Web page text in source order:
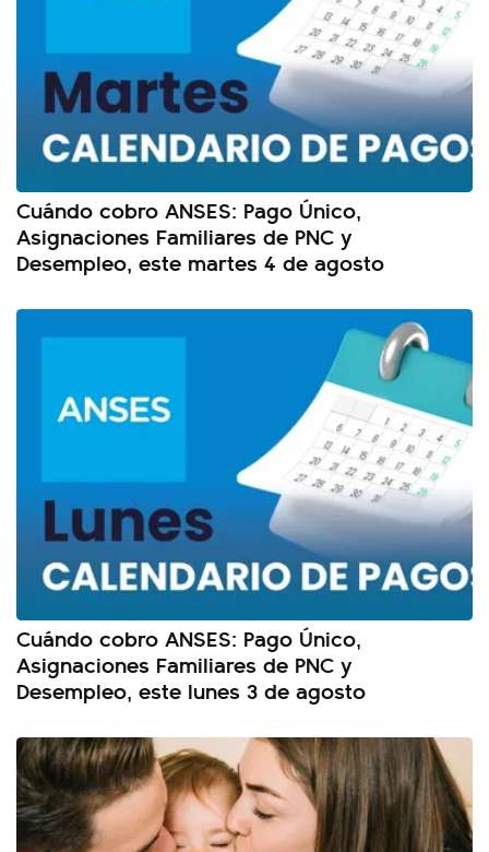
Cuándo cobro ANSES: Pago Único,
Asignaciones Familiares de PNC y
Desempleo, este martes 4 de agosto
Cuándo cobro ANSES: Pago Único,
Asignaciones Familiares de PNC y
Desempleo, este lunes 3 de agosto